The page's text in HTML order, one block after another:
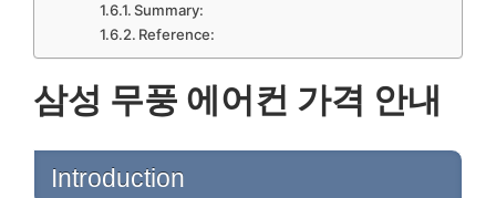
Summary:
Reference:
삼성 무풍 에어컨 가격 안내
Introduction